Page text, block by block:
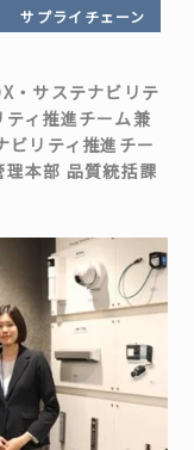
サプライチェーン
・サステナビリテ
ィ推進チーム兼
リティ推進チー
本部 品質統括課